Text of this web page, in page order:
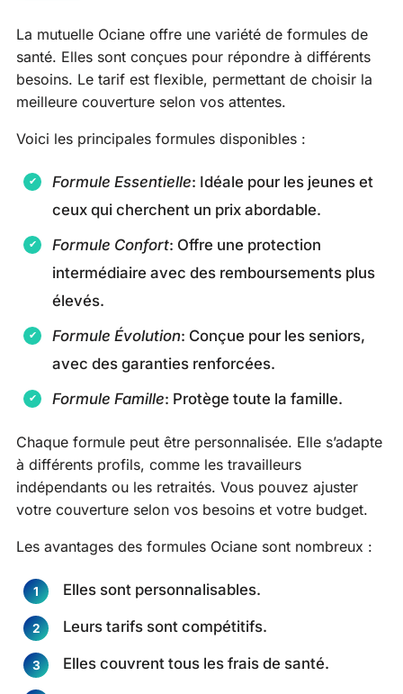
La mutuelle Ociane offre une variété de formules de
santé. Elles sont conçues pour répondre à différents
besoins. Le tarif est flexible, permettant de choisir la
meilleure couverture selon vos attentes.
Voici les principales formules disponibles :
Formule Essentielle: Idéale pour les jeunes et
ceux qui cherchent un prix abordable.
Formule Confort: Offre une protection
intermédiaire avec des remboursements plus
élevés.
Formule Évolution: Conçue pour les seniors,
avec des garanties renforcées.
Formule Famille: Protège toute la famille.
Chaque formule peut être personnalisée. Elle s’adapte
à différents profils, comme les travailleurs
indépendants ou les retraités. Vous pouvez ajuster
votre couverture selon vos besoins et votre budget.
Les avantages des formules Ociane sont nombreux :
Elles sont personnalisables.
Leurs tarifs sont compétitifs.
Elles couvrent tous les frais de santé.